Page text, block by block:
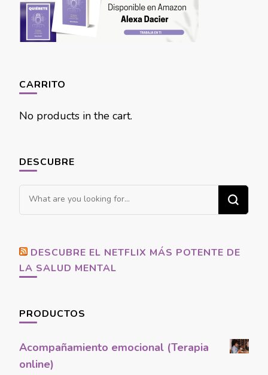
CARRITO
No products in the cart.
DESCUBRE
Looking
for
DESCUBRE EL NETFLIX MÁS POTENTE DE
LA SALUD MENTAL
PRODUCTOS
Acompañamiento emocional (Terapia
online)